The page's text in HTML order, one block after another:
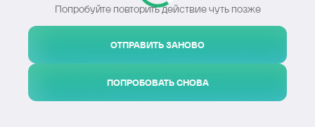
Попробуйте повторить действие чуть позже
ОТПРАВИТЬ ЗАНОВО
ПОПРОБОВАТЬ СНОВА